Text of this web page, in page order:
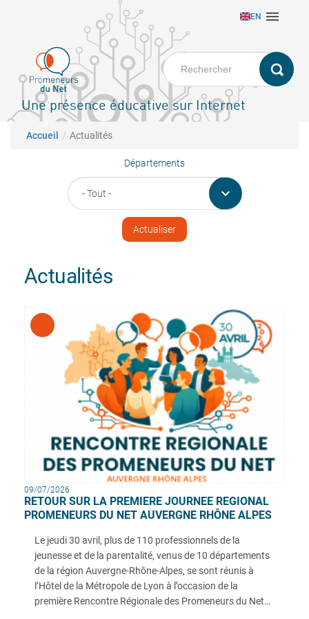
principal
EN 
Une présence éducative sur Internet
Fil d'Ariane
Accueil Actualités
Départements

Actualités
09/07/2026
RETOUR SUR LA PREMIERE JOURNEE REGIONAL
PROMENEURS DU NET AUVERGNE RHÔNE ALPES
Le jeudi 30 avril, plus de 110 professionnels de la
jeunesse et de la parentalité, venus de 10 départements
de la région Auvergne-Rhône-Alpes, se sont réunis à
l’Hôtel de la Métropole de Lyon à l’occasion de la
première Rencontre Régionale des Promeneurs du Net